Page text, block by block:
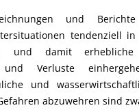
und
tendenziell
und damit erhebliche
und Verluste
und
abzuwehren sind